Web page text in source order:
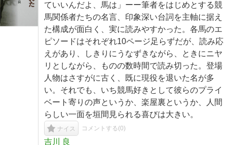
ていいんだよ、馬は」ーー筆者をはじめとする競
馬関係者たちの名言、印象深い台詞を主軸に据え
た構成が面白く、実に読みやすかった。各馬のエ
ピソードはそれぞれ10ページ足らずだが、読み応
えがあり、しきりにうなずきながら、ときにニヤ
リとしながら、ものの数時間で読み切った。登場
人物はさすがに古く、既に現役を退いた名が多
い。それでも、いち競馬好きとして彼らのプライ
ベート寄りの声というか、楽屋裏というか、人間
らしい一面を垣間見られる喜びは大きい。
ナイス コメントする(0)
吉川 良